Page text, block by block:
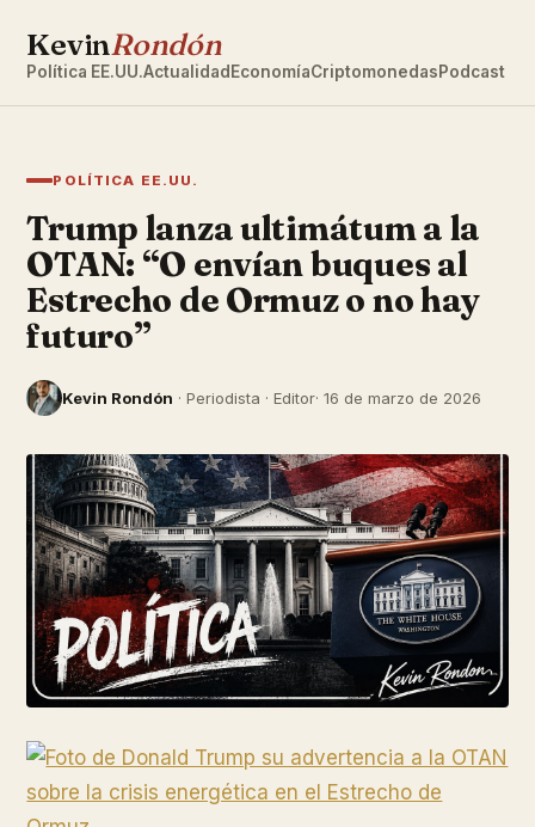
KevinRondón
Política EE.UU.Actualidad EconomíaCriptomonedasPodcast
POLÍTICA EE.UU.
Trump lanza ultimátum a la
OTAN: “O envían buques al
Estrecho de Ormuz o no hay
futuro”
Kevin Rondón · Periodista · Editor· 16 de marzo de 2026